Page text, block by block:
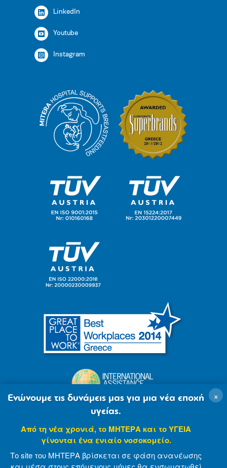
LinkedIn
Youtube
Instagram
×
Ενώνουμε τις δυνάμεις μας για μια νέα εποχή
υγείας.
Από τη νέα χρονιά, το ΜΗΤΕΡΑ και το ΥΓΕΙΑ
γίνονται ένα ενιαίο νοσοκομείο.
Το site του ΜΗΤΕΡΑ βρίσκεται σε φάση ανανέωσης